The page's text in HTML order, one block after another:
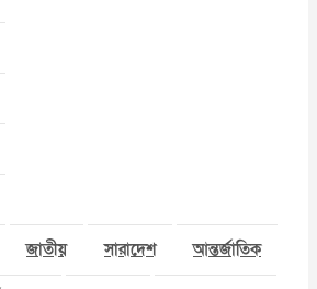
জাতীয় সারাদেশ আন্তর্জাতিক